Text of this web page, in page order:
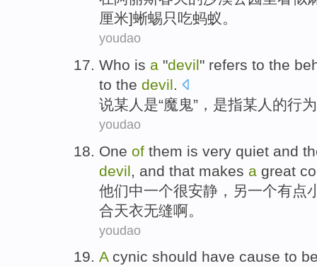
厘米]蜥蜴只 吃蚂蚁。
youdao
Who is a "devil" refers to the
to the devil.
说某人 是“魔鬼”， 是指某人 的行为
youdao
One of them is very quiet and
devil , and that makes a great
他们中一个很安静 ， 另一个有点
合天衣无缝啊。
youdao
A cynic should have cause to